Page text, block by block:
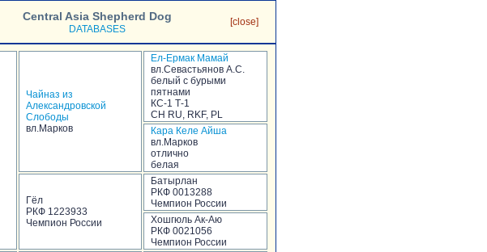
Central Asia Shepherd Dog
DATABASES
[close]
Чайназ из
Александровской
Слободы
вл.Марков
Ел-Ермак Мамай
вл.Севастьянов А.С.
белый с бурыми
пятнами
КС-1 Т-1
CH RU, RKF, PL
Кара Келе Айша
вл.Марков
отлично
белая
Гёл
РКФ 1223933
Чемпион России
Батырлан
РКФ 0013288
Чемпион России
Хошгюль Ак-Аю
РКФ 0021056
Чемпион России